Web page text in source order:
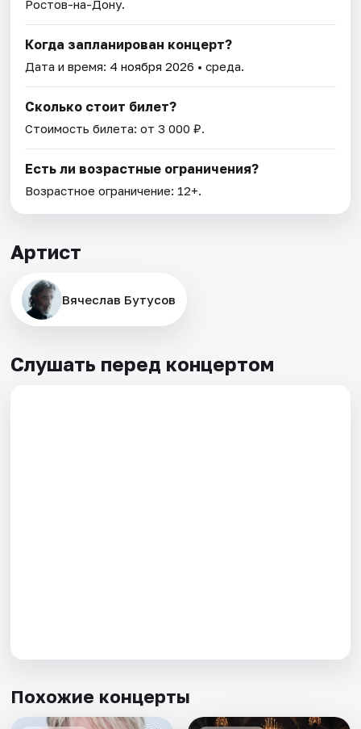
Ростов-на-Дону.
Когда запланирован концерт?
Дата и время: 4 ноября 2026 • среда.
Сколько стоит билет?
Стоимость билета: от 3 000 ₽.
Есть ли возрастные ограничения?
Возрастное ограничение: 12+.
Артист
Вячеслав Бутусов
Слушать перед концертом
Похожие концерты